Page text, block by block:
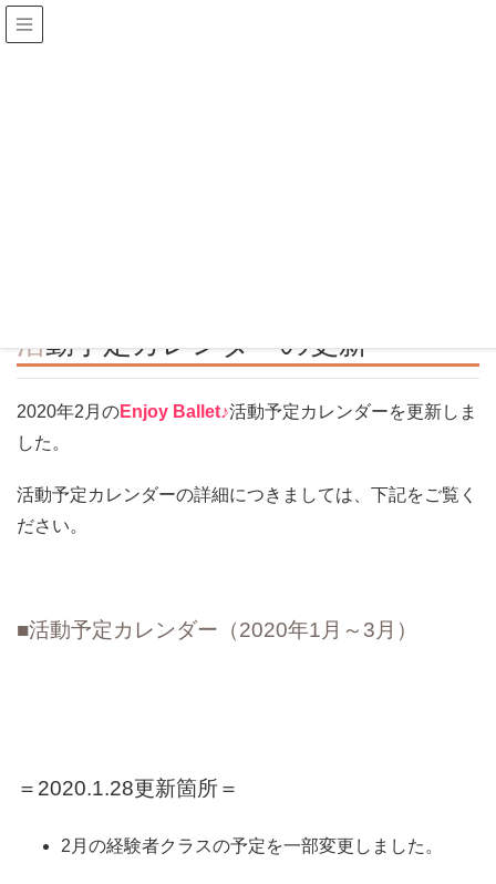
活動予定カレンダーの更新
2020年2月のEnjoy Ballet♪活動予定カレンダーを更新しま
した。
活動予定カレンダーの詳細につきましては、下記をご覧く
ださい。
■活動予定カレンダー（2020年1月～3月）
＝2020.1.28更新箇所＝
2月の経験者クラスの予定を一部変更しました。